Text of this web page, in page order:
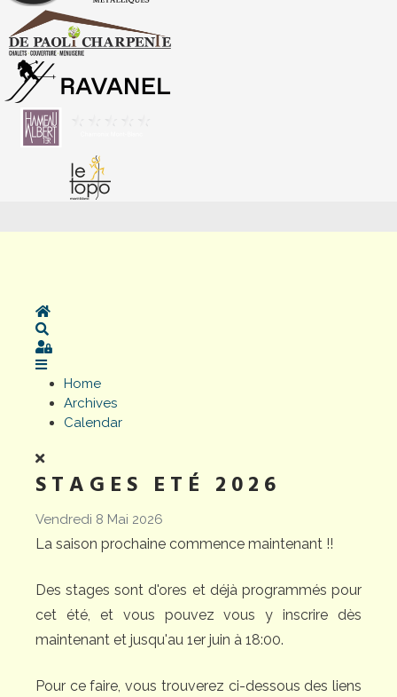
Home
Sign In
Home
Archives
Calendar
STAGES ETÉ 2026
Vendredi 8 Mai 2026
La saison prochaine commence maintenant !!
Des stages sont d'ores et déjà programmés pour
cet été, et vous pouvez vous y inscrire dès
maintenant et jusqu'au 1er juin à 18:00.
Pour ce faire, vous trouverez ci-dessous des liens